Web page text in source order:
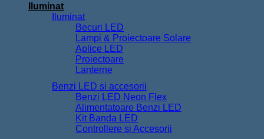
Iluminat
Iluminat
Becuri LED
Lampi & Proiectoare Solare
Aplice LED
Proiectoare
Lanterne
Benzi LED si accesorii
Benzi LED Neon Flex
Alimentatoare Benzi LED
Kit Banda LED
Controllere si Accesorii